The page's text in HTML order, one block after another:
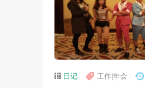
日记 工作|年会